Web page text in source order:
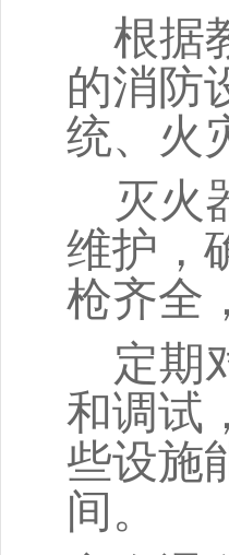
根据
的消防
统、火
灭火
维护，
枪齐全
定期
和调试
些设施
间。